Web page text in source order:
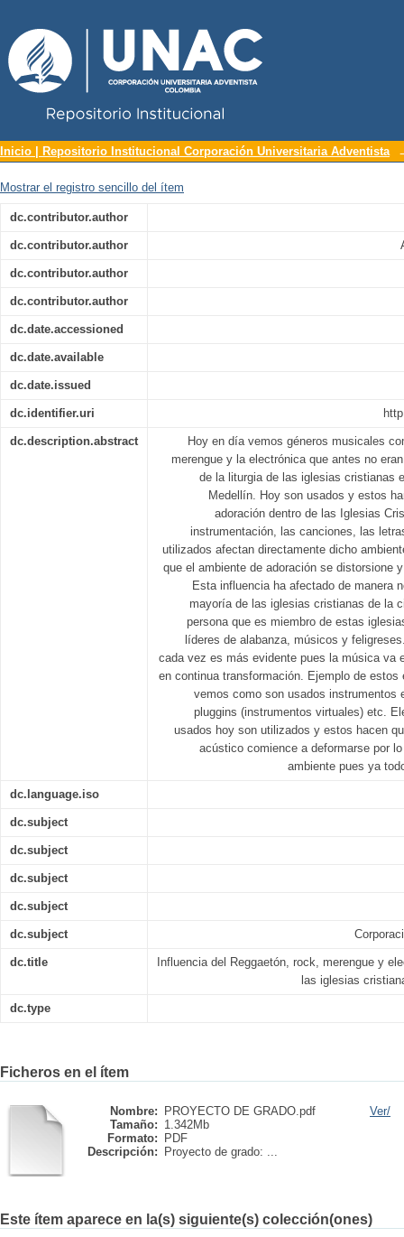
Influencia del Reggaetón, rock,
iglesias cristianas evangélicas en
Inicio | Repositorio Institucional Corporación Universitaria Adventista
Mostrar el registro sencillo del ítem
dc.contributor.author
dc.contributor.author
dc.contributor.author
dc.contributor.author
dc.date.accessioned
dc.date.available
dc.date.issued
dc.identifier.uri
dc.description.abstract
Hoy en día vemos géneros musicales
merengue y la electrónica que antes no
de la liturgia de las iglesias cristianas
Medellín. Hoy son usados y estos
adoración dentro de las Iglesias
instrumentación, las canciones, las
utilizados afectan directamente dicho
que el ambiente de adoración se distorsione
Esta influencia ha afectado de manera
mayoría de las iglesias cristianas de la
persona que es miembro de estas
líderes de alabanza, músicos y
cada vez es más evidente pues la música va
en continua transformación. Ejemplo de
vemos como son usados instrumentos
pluggins (instrumentos virtuales) etc.
usados hoy son utilizados y estos hacen
acústico comience a deformarse por
ambiente pues ya
dc.language.iso
dc.subject
dc.subject
dc.subject
dc.subject
dc.subject
dc.title
Influencia del Reggaetón, rock, merengue y
las iglesias
dc.type
Ficheros en el ítem
Nombre:
PROYECTO DE GRADO.pdf
Tamaño: 1.342Mb
Formato:
PDF
Descripción:
Proyecto de grado: ...
Ver/
Este ítem aparece en la(s) siguiente(s) colección(ones)